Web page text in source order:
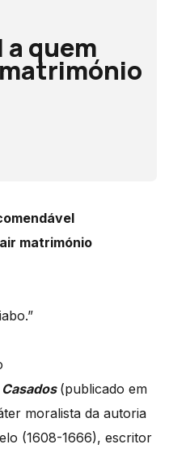
quem
matrimónio
(publicado em
moralista da autoria
(1608-1666), escritor